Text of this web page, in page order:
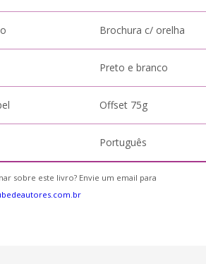
Brochura c/ orelha
Preto e branco
Offset 75g
Português
sobre este livro? Envie um email para